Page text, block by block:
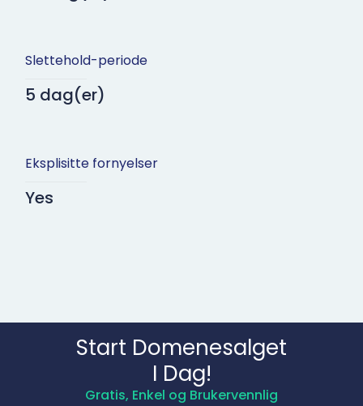
Slettehold-periode
5 dag(er)
Eksplisitte fornyelser
Yes
Start Domene­salget
I Dag!
Gratis, Enkel og Brukervennlig